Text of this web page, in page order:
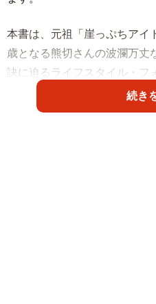
本書は、元祖「崖っぷちアイ
歳となる熊切さんの波瀾万丈
訣に迫るライフスタイル・フ
遭った幼少期、アイドル時代
そして病気や愛犬との別れな
続き